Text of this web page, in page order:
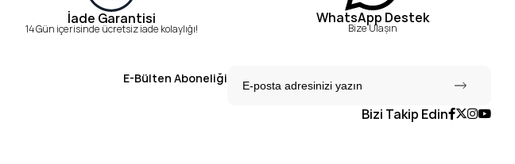
İade Garantisi
14 Gün içerisinde ücretsiz iade kolaylığı!
WhatsApp Destek
Bize Ulaşın
E-Bülten Aboneliği
Bizi Takip Edin